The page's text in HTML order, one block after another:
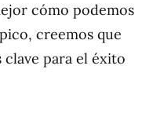
cómo podemos
creemos que
para el éxito